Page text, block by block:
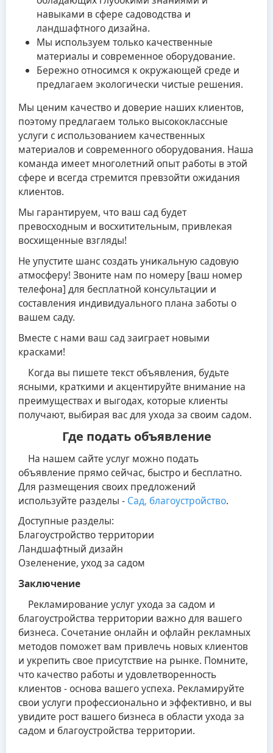
навыками в сфере садоводства и
ландшафтного дизайна.
Мы используем только качественные
материалы и современное оборудование.
Бережно относимся к окружающей среде и
предлагаем экологически чистые решения.
Мы ценим качество и доверие наших клиентов,
поэтому предлагаем только высококлассные
услуги с использованием качественных
материалов и современного оборудования. Наша
команда имеет многолетний опыт работы в этой
сфере и всегда стремится превзойти ожидания
клиентов.
Мы гарантируем, что ваш сад будет
превосходным и восхитительным, привлекая
восхищенные взгляды!
Не упустите шанс создать уникальную садовую
атмосферу! Звоните нам по номеру [ваш номер
телефона] для бесплатной консультации и
составления индивидуального плана заботы о
вашем саду.
Вместе с нами ваш сад заиграет новыми
красками!
Когда вы пишете текст объявления, будьте
ясными, краткими и акцентируйте внимание на
преимуществах и выгодах, которые клиенты
получают, выбирая вас для ухода за своим садом.
Где подать объявление
На нашем сайте услуг можно подать
объявление прямо сейчас, быстро и бесплатно.
Для размещения своих предложений
используйте разделы - Сад, благоустройство.
Доступные разделы:
Благоустройство территории
Ландшафтный дизайн
Озеленение, уход за садом
Заключение
Рекламирование услуг ухода за садом и
благоустройства территории важно для вашего
бизнеса. Сочетание онлайн и офлайн рекламных
методов поможет вам привлечь новых клиентов
и укрепить свое присутствие на рынке. Помните,
что качество работы и удовлетворенность
клиентов - основа вашего успеха. Рекламируйте
свои услуги профессионально и эффективно, и вы
увидите рост вашего бизнеса в области ухода за
садом и благоустройства территории.